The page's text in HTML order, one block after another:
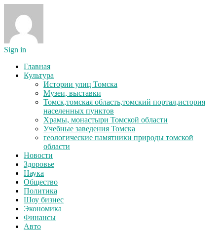
Sign in
Главная
Культура
Истории улиц Томска
Музеи, выставки
Томск,томская область,томский портал,история
населенных пунктов
Храмы, монастыри Томской области
Учебные заведения Томска
геологические памятники природы томской
области
Новости
Здоровье
Наука
Общество
Политика
Шоу бизнес
Экономика
Финансы
Авто